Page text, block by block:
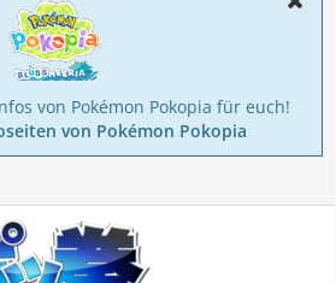
von Pokémon Pokopia für euch!
von Pokémon Pokopia